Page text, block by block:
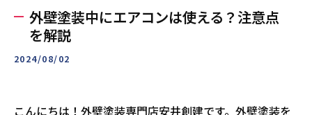
外壁塗装中にエアコンは使える？注意点
を解説
2024/08/02
こんにちは！外壁塗装専門店安井創建です。外壁塗装を